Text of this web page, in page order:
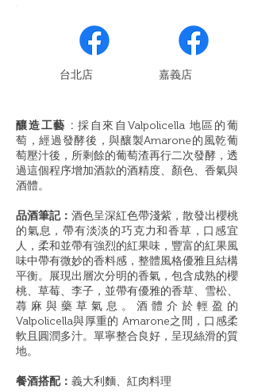
​台北店 嘉義店
釀造工藝 : 採自來自Valpolicella 地區的葡
萄，經過發酵後，與釀製Amarone的風乾葡
萄壓汁後，所剩餘的葡萄渣再行二次發酵，透
過這個程序增加酒款的酒精度、顏色、香氣與
酒體。
品酒筆記： 酒色呈深紅色帶淺紫，散發出櫻桃
的氣息，帶有淡淡的巧克力和香草，口感宜
人，柔和並帶有強烈的紅果味，豐富的紅果風
味中帶有微妙的香料感，整體風格優雅且結構
平衡。展現出層次分明的香氣，包含成熟的櫻
桃、草莓、李子，並帶有優雅的香草、雪松、
蕁麻與藥草氣息。酒體介於輕盈的
Valpolicella與厚重的 Amarone之間，口感柔
軟且圓潤多汁。單寧整合良好，呈現絲滑的質
地。
餐酒搭配： 義大利麵、紅肉料理